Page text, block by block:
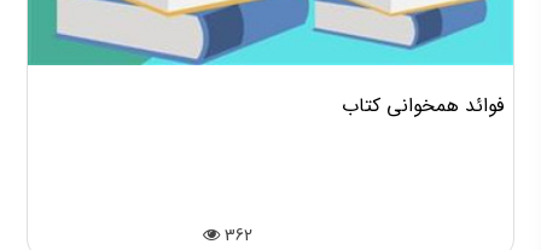
فوائد همخوانی کتاب
362